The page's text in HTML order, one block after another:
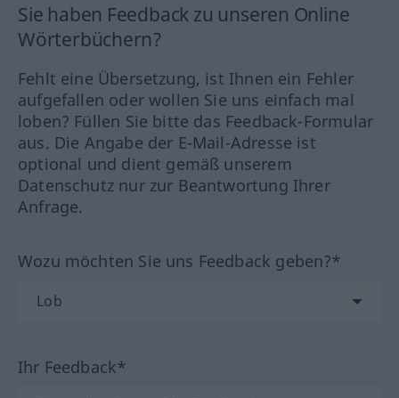
Sie haben Feedback zu unseren Online
Wörterbüchern?
Fehlt eine Übersetzung, ist Ihnen ein Fehler
aufgefallen oder wollen Sie uns einfach mal
loben? Füllen Sie bitte das Feedback-Formular
aus. Die Angabe der E-Mail-Adresse ist
optional und dient gemäß unserem
Datenschutz nur zur Beantwortung Ihrer
Anfrage.
Wozu möchten Sie uns Feedback geben?*
Ihr Feedback*